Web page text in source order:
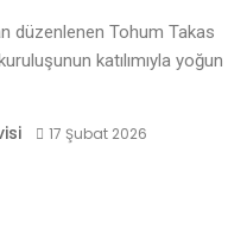
düzenlenen Tohum Takas
katılımıyla yoğun
17 Şubat 2026